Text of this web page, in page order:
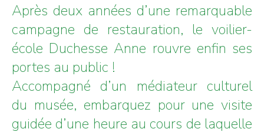
Après deux années d’une remarquable
campagne de restauration, le voilier-
école Duchesse Anne rouvre enfin ses
portes au public !
Accompagné d’un médiateur culturel
du musée, embarquez pour une visite
guidée d’une heure au cours de laquelle